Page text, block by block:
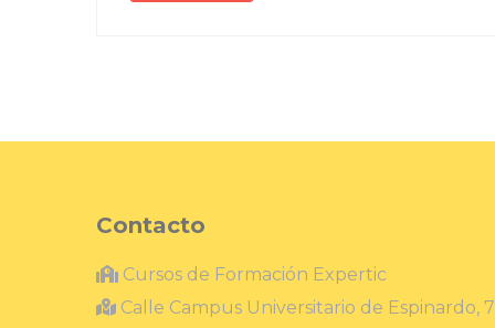
Contacto
Cursos de Formación Expertic
Calle Campus Universitario de Espinardo,